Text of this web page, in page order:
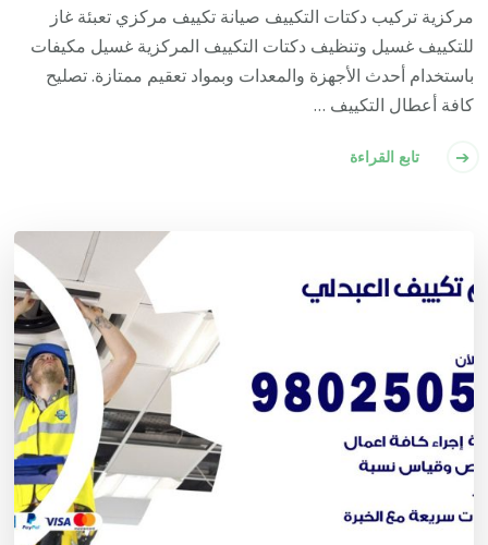
مركزية تركيب دكتات التكييف صيانة تكييف مركزي تعبئة غاز
للتكييف غسيل وتنظيف دكتات التكييف المركزية غسيل مكيفات
باستخدام أحدث الأجهزة والمعدات وبمواد تعقيم ممتازة. تصليح
كافة أعطال التكييف …
تابع القراءة